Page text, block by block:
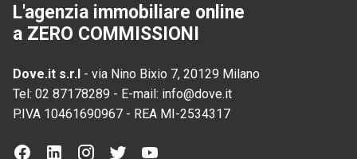
L'agenzia immobiliare online
a ZERO COMMISSIONI
Dove.it s.r.l - via Nino Bixio 7, 20129 Milano
Tel: 02 87178289 - E-mail: info@dove.it
P.IVA 10461690967 - REA MI-2534317